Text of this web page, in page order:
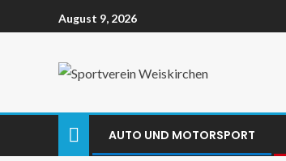
August 9, 2026
AUTO UND MOTORSPORT